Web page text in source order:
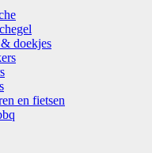
doekjes
en fietsen